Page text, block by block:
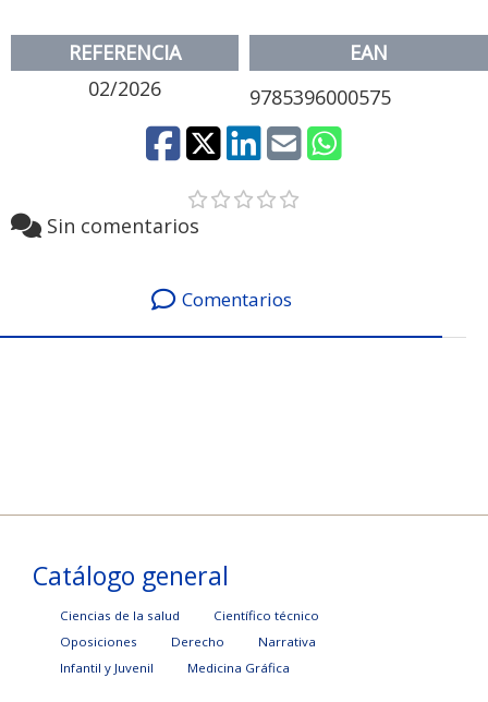
REFERENCIA
02/2026
EAN
9785396000575
Sin comentarios
Comentarios
Catálogo general
Ciencias de la salud
Científico técnico
Oposiciones
Derecho
Narrativa
Infantil y Juvenil
Medicina Gráfica